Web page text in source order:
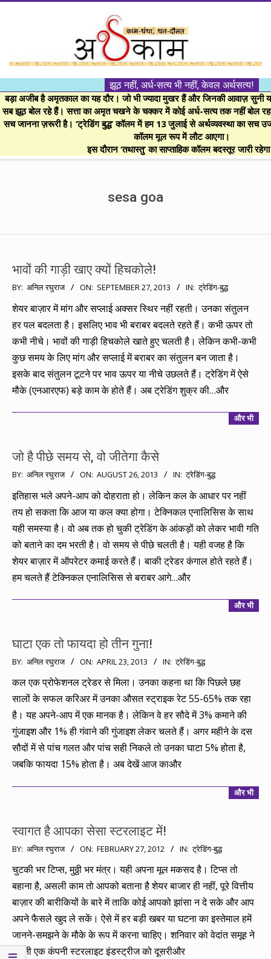
।।
अर्थकाम।।
BE
FINANCIALLY
झूठ नहीं, अर्ध-सत्य भी नहीं, केवल अर्थसत्य!
बड़ा अजीब है अमृतकाल का यह दौर। जो भी ज्यादा मुखर हैं और जिनकी आवाज़ सुनी
सब झूठ बोल रहे हैं। सत्ता का अमृत चखने के चक्कर में कोई अर्ध-सत्य तक नहीं बोल
सच जानना ज़रूरी है। ‘ट्रेडिंग बुद्ध’ कॉलम में हम 13 जुलाई से अर्थव्यवस्था का सच
कॉलम मूल रूप में लौट आएगा।
इस दौरान ‘तथास्तु’ का साप्ताहिक कॉलम बदस्तूर जारी
sesa goa
भावों की गाड़ी खाए क्यों हिचकोले!
2013-
09-
BY: अनिल रघुराज ON: SEPTEMBER 27, 2013 IN: ट्रेडिंग-बुद्ध
शेयर बाज़ार में मांग और सप्लाई अक्सर स्थिर नहीं रहती। उनका संतुलन
हर पल बदलता है। इसलिए भाव भी बराबर बदलते रहते हैं। कभी ऊपर तो
कभी नीचे। भावों की गाड़ी हिचकोले खाते हुए चलती है। लेकिन कभी-कभी
कुछ समय के लिए मांग और सप्लाई में बराबर का संतुलन बन जाता है।
इसके बाद संतुलन टूटने पर भाव ऊपर या नीचे उछलते हैं। ट्रेडिंग में ऐसे
मौके (एनआरएफ) बड़े काम के होते हैं। अब ट्रेडिंग शुक्र की…और
और भी
जो है पीछे समय से, वो जीतेगा कैसे
2013-
08-
26
BY: अनिल रघुराज ON: AUGUST 26, 2013 IN: ट्रेडिंग-बुद्ध
इतिहास भले अपने-आप को दोहराता हो। लेकिन कल के आधार पर नहीं
तय हो सकता कि आज या कल क्या होगा। टेक्निकल एनालिसिस के साथ
यही समस्या है। वो अब तक हो चुकी ट्रेडिंग के आंकड़ों को लेकर भावी गति
को बताने का दम भरती है। वो समय से पीछे चलती है। यही वजह है कि
शेयर बाज़ार में ऑपरेटर कमाई करते हैं। बाकी ट्रेडर कंगाल होते रहते हैं।
हम चलते हैं टेक्निकल एनालिसिस से बराबर आगे…और
और भी
घाटा एक तो फायदा हो तीन गुना!
2013-
BY: अनिल रघुराज ON: APRIL 23, 2013 IN: ट्रेडिंग-बुद्ध
कल एक प्रोफेशनल ट्रेडर से मिला। उनका कहना था कि पिछले छह
सालों के सफल करिअर में उनका औसत स्ट्राइक रेट 55-65% तक रहा
है। यह अपने-आप में एक मानक है। लेकिन वे हर सौदे में 3% कमाने की
गुंजाइश और 1% ही गंवाने की गुंजाइश लेकर चलते हैं। अगर महीने के दस
सौदों में से पांच गलत और पांच सही निकले तो उनका घाटा 5% होता है,
जबकि फायदा 15% होता है। अब देखें आज काऔर
और भी
स्वागत है आपका सेसा स्टरलाइट में!
2012-
27
BY: अनिल रघुराज ON: FEBRUARY 27, 2012 IN: ट्रेडिंग-बुद्ध
चुटकी भर टिप्स, मुठ्ठी भर मंत्र। यही अपना मूल मकसद है। टिप्स तो
बहाना है, असली काम तो आपको बताना है शेयर बाजार ही नहीं, पूरे वित्तीय
बाज़ार की बारीकियों के बारे में ताकि कोई आपको झांसा न दे सके और आप
अपने फैसले खुद ले सकें। ऐसे में हर बड़ी खबर या घटना का इस्तेमाल हमें
जानने-समझने के मौके के रूप में करना चाहिए। शनिवार को वेदांत समूह ने
अपनी एक कंपनी स्टरलाइट इंडस्ट्रीज को दूसरीऔर